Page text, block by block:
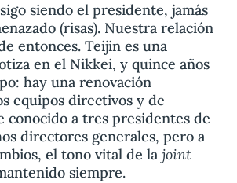
siendo el presidente, jamás
(risas). Nuestra relación
entonces. Teijin es una
en el Nikkei, y quince años
hay una renovación
equipos directivos y de
conocido a tres presidentes de
directores generales, pero a
el tono vital de lajoint
siempre.